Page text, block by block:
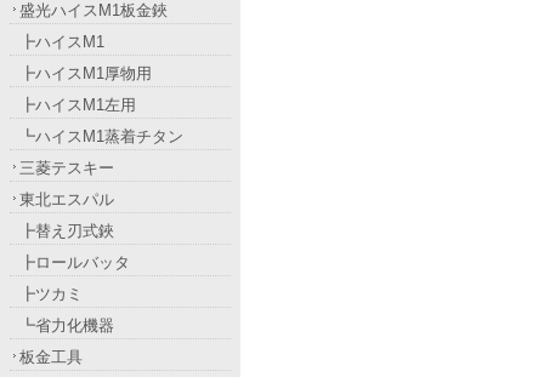
盛光ハイスM1板金鋏
┣ハイスM1
┣ハイスM1厚物用
┣ハイスM1左用
┗ハイスM1蒸着チタン
三菱テスキー
東北エスパル
┣替え刃式鋏
┣ロールバッタ
┣ツカミ
┗省力化機器
板金工具